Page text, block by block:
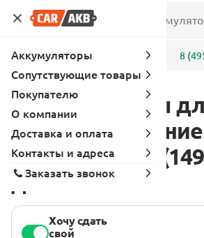
Адреса 8
Аккумуляторы
RAV4 4
2012 - 2015 2.2
дизель
Хочу сдать
свой
Аккумуляторы
Сопутствующие товары
Покупателю
О компании
Доставка и оплата
Контакты и адреса
Заказать звонок